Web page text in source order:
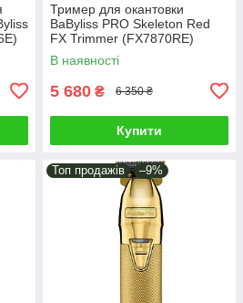
Тример для окантовки
BaByliss PRO Skeleton Red
FX Trimmer (FX7870RE)
В наявності
5 680 ₴ 6 350 ₴
Купити
Топ продажів –9%